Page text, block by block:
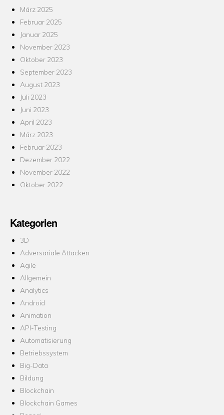
März 2025
Februar 2025
Januar 2025
November 2023
Oktober 2023
September 2023
August 2023
Juli 2023
Juni 2023
April 2023
März 2023
Februar 2023
Dezember 2022
November 2022
Oktober 2022
Kategorien
3D
Adversariale Attacken
Agile
Allgemein
Analytics
Android
Animation
API-Testing
Automatisierung
Betriebssystem
Big-Data
Bildung
Blockchain
Blockchain Games